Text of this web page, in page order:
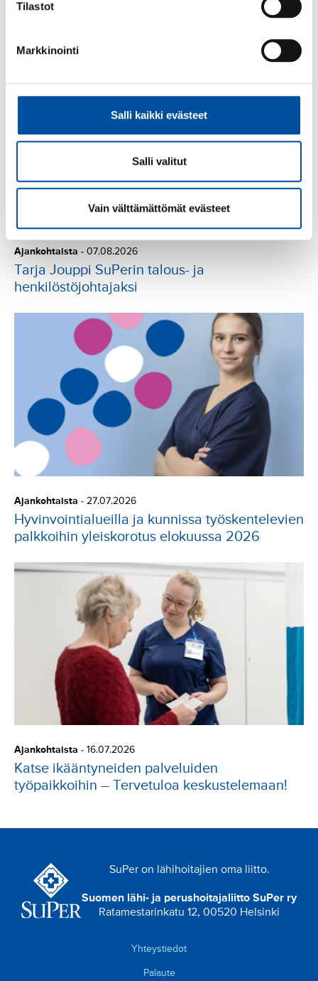
Tilastot
Markkinointi
Salli kaikki evästeet
Salli valitut
Vain välttämättömät evästeet
Tekojen tori -kampanja starttaa jälleen –
Ajankohtaista - 07.08.2026
Tarja Jouppi SuPerin talous- ja
henkilöstöjohtajaksi
Ajankohtaista - 27.07.2026
Hyvinvointialueilla ja kunnissa työskentelevien
palkkoihin yleiskorotus elokuussa 2026
Ajankohtaista - 16.07.2026
Katse ikääntyneiden palveluiden
työpaikkoihin – Tervetuloa keskustelemaan!
SuPer on lähihoitajien oma liitto.
Suomen lähi- ja perushoitajaliitto SuPer ry
Ratamestarinkatu 12, 00520 Helsinki
Yhteystiedot
Palaute